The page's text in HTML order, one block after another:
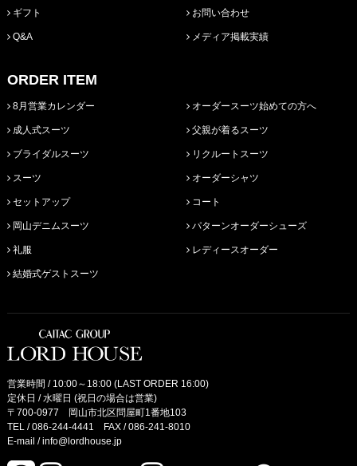
ギフト
Q&A
お問い合わせ
メディア掲載実績
ORDER ITEM
8月営業カレンダー
成人式スーツ
ブライダルスーツ
スーツ
セットアップ
岡山デニムスーツ
礼服
結婚式ゲストスーツ
オーダースーツ始めての方へ
父親が着るスーツ
リクルートスーツ
オーダーシャツ
コート
パターンオーダーシューズ
レディースオーダー
営業時間 / 10:00～18:00 (LAST ORDER 16:00)
定休日 / 水曜日 (祝日の場合は営業)
〒700-0977 岡山市北区問屋町1番地103
TEL /086-244-4441 FAX / 086-241-8010
E-mail /info@lordhouse.jp